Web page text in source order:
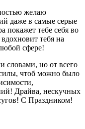
желаю
даже в самые серые
покажет тебе себя во
тебя на
сфере!
словами, но от всего
чтоб можно было
Драйва, нескучных
С Праздником!